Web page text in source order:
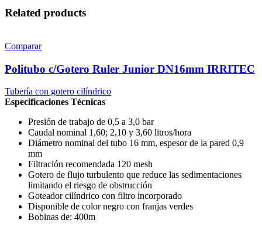
Related products
Comparar
Politubo c/Gotero Ruler Junior DN16mm IRRITEC
Tubería con gotero cilíndrico
Especificaciones Técnicas
Presión de trabajo de 0,5 a 3,0 bar
Caudal nominal 1,60; 2,10 y 3,60 litros/hora
Diámetro nominal del tubo 16 mm, espesor de la pared 0,9
mm
Filtración recomendada 120 mesh
Gotero de flujo turbulento que reduce las sedimentaciones
limitando el riesgo de obstrucción
Goteador cilíndrico con filtro incorporado
Disponible de color negro con franjas verdes
Bobinas de: 400m